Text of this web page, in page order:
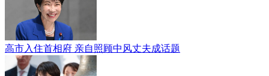
高市入住首相府 亲自照顾中风丈夫成话题